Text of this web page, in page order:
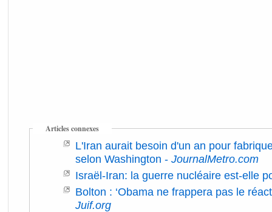
Articles connexes
L'Iran aurait besoin d'un an pour
selon Washington - JournalMetro.com
Israël-Iran: la guerre nucléaire est-elle
Bolton : ‘Obama ne frappera pas le
Juif.org